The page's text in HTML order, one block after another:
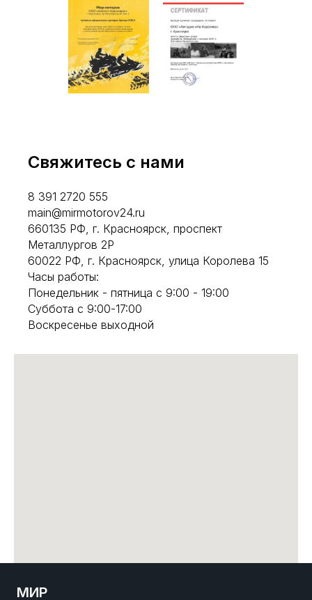
Свяжитесь с нами
8 391 2720 555
main@mirmotorov24.ru
660135 РФ, г. Красноярск, проспект
Металлургов 2Р
60022 РФ, г. Красноярск, улица Королева 15
Часы работы:
Понедельник - пятница с 9:00 - 19:00
Суббота с 9:00-17:00
Воскресенье выходной
МИР